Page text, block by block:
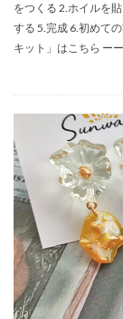
シリコンモ
シリコンモ
シリコンモ
シンプル
シェイカーキ
サンワード
シェーカー
シェーカー
シェイカー
シェイカーマ
をつくる 2.ホイルを
する 5.完成 6.初めて
キット」はこちら ー